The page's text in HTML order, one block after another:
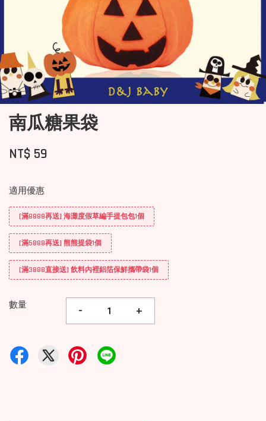
南瓜糖果袋
NT$ 59
適用優惠
[滿8888再送] 海灘度假草編手提包包1個
[滿5888再送] 熊熊提袋1個
[滿3888直接送] 飲料內裡鋁箔保鮮攜帶袋1個
數量 - +